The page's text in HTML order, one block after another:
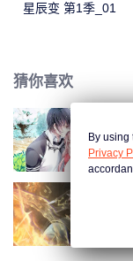
星辰变 第1季_01
猜你喜欢
By
Privacy